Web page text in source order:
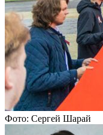
Фото: Сергей Шарай